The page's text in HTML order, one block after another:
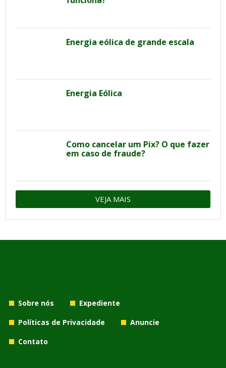
Energia eólica de grande escala
Energia Eólica
Como cancelar um Pix? O que fazer
em caso de fraude?
VEJA MAIS
Sobre nós
Expediente
Políticas de Privacidade
Anuncie
Contato